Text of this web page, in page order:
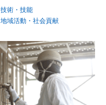
技術・技能
地域活動・社会貢献